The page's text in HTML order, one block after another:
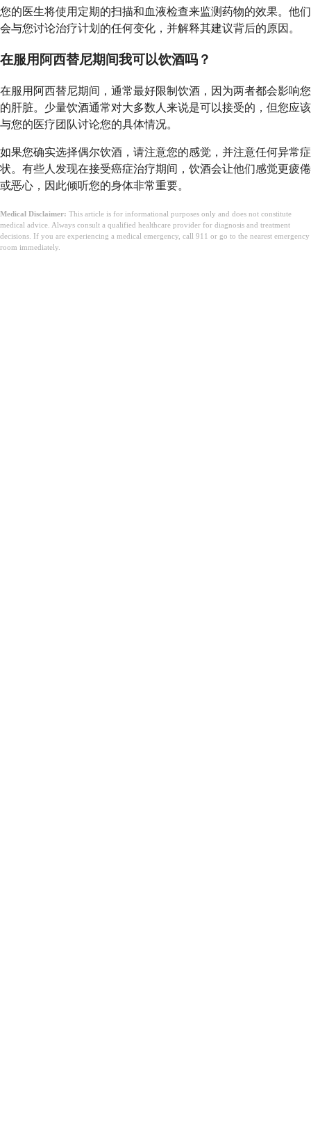
您的医生将使用定期的扫描和血液检查来监测药物的效果。他们
会与您讨论治疗计划的任何变化，并解释其建议背后的原因。
在服用阿西替尼期间我可以饮酒吗？
在服用阿西替尼期间，通常最好限制饮酒，因为两者都会影响您
的肝脏。少量饮酒通常对大多数人来说是可以接受的，但您应该
与您的医疗团队讨论您的具体情况。
如果您确实选择偶尔饮酒，请注意您的感觉，并注意任何异常症
状。有些人发现在接受癌症治疗期间，饮酒会让他们感觉更疲倦
或恶心，因此倾听您的身体非常重要。
Medical Disclaimer: This article is for informational purposes only and does not constitute
medical advice. Always consult a qualified healthcare provider for diagnosis and treatment
decisions. If you are experiencing a medical emergency, call 911 or go to the nearest emergency
room immediately.